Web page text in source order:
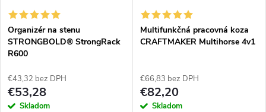
Organizér na stenu
STRONGBOLD® StrongRack
R600
€43,32 bez DPH
€53,28
Skladom
Multifunkčná pracovná koza
CRAFTMAKER Multihorse 4v1
€66,83 bez DPH
€82,20
Skladom